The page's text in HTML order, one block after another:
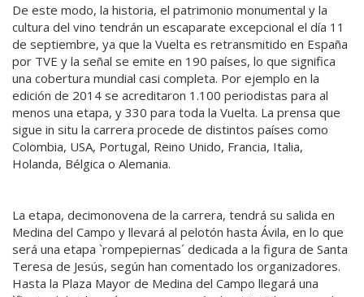
De este modo, la historia, el patrimonio monumental y la
cultura del vino tendrán un escaparate excepcional el día 11
de septiembre, ya que la Vuelta es retransmitido en España
por TVE y la señal se emite en 190 países, lo que significa
una cobertura mundial casi completa. Por ejemplo en la
edición de 2014 se acreditaron 1.100 periodistas para al
menos una etapa, y 330 para toda la Vuelta. La prensa que
sigue in situ la carrera procede de distintos países como
Colombia, USA, Portugal, Reino Unido, Francia, Italia,
Holanda, Bélgica o Alemania.
La etapa, decimonovena de la carrera, tendrá su salida en
Medina del Campo y llevará al pelotón hasta Ávila, en lo que
será una etapa `rompepiernas´ dedicada a la figura de Santa
Teresa de Jesús, según han comentado los organizadores.
Hasta la Plaza Mayor de Medina del Campo llegará una